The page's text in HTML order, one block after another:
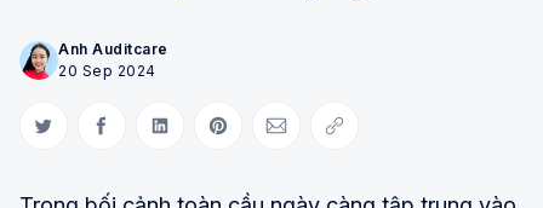
Anh Auditcare
20 Sep 2024
Share on Twitter
Share on Facebook
Share on LinkedIn
Share on Pinterest
Share via Email
Copy link